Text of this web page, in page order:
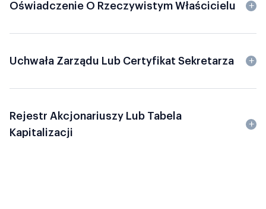
Oświadczenie O Rzeczywistym Właścicielu
Uchwała Zarządu Lub Certyfikat Sekretarza
Rejestr Akcjonariuszy Lub Tabela
Kapitalizacji